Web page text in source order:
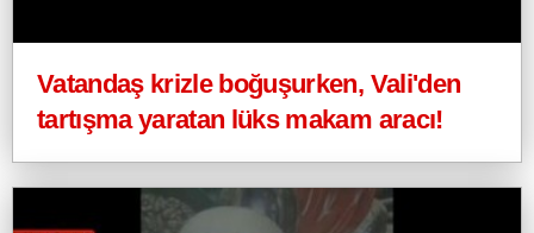
Vatandaş krizle boğuşurken, Vali'den
tartışma yaratan lüks makam aracı!